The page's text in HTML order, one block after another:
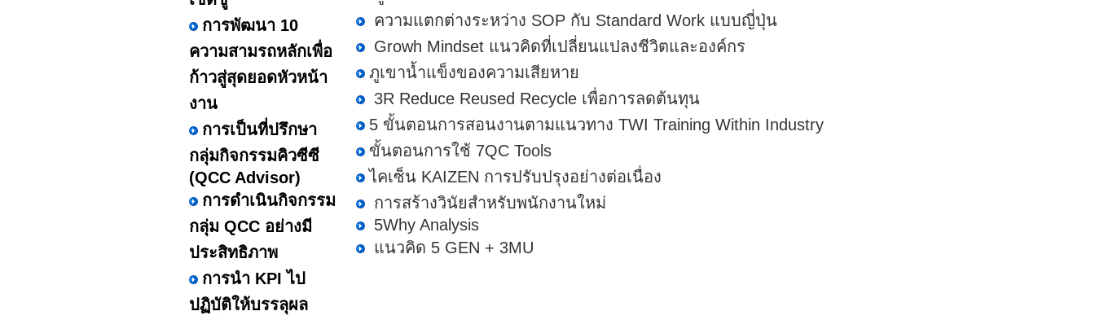
การพัฒนา 10
ความสามรถหลักเพื่อ
ก้าวสู่สุดยอดหัวหน้า
งาน
การเป็นที่ปรึกษา
กลุ่มกิจกรรมคิวซีซี
(QCC Advisor)
การดำเนินกิจกรรม
กลุ่ม QCC อย่างมี
ประสิทธิภาพ
การนำ KPI ไป
ปฏิบัติให้บรรลุผล
ความแตกต่างระหว่าง SOP กับ Standard Work แบบญี่ปุ่น
Growh Mindset แนวคิดที่เปลี่ยนแปลงชีวิตและองค์กร
ภูเขาน้ำแข็งของความเสียหาย
3R Reduce Reused Recycle เพื่อการลดต้นทุน
5 ขั้นตอนการสอนงานตามแนวทาง TWI Training Within Industry
ขั้นตอนการใช้ 7QC Tools
ไคเซ็น KAIZEN การปรับปรุงอย่างต่อเนื่อง
การสร้างวินัยสำหรับพนักงานใหม่
5Why Analysis
แนวคิด 5 GEN + 3MU